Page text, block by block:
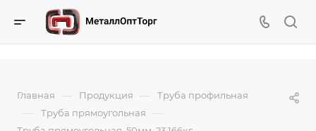
Главная — Продукция — Труба профильная
— Труба прямоугольная —